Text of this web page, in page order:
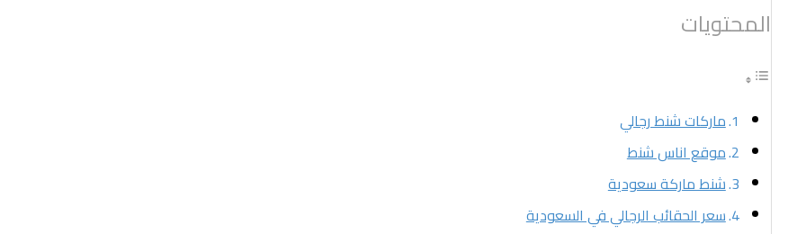
المحتويات
ماركات شنط رجالي
موقع اناس شنط
شنط ماركة سعودية
سعر الحقائب الرجالي في السعودية